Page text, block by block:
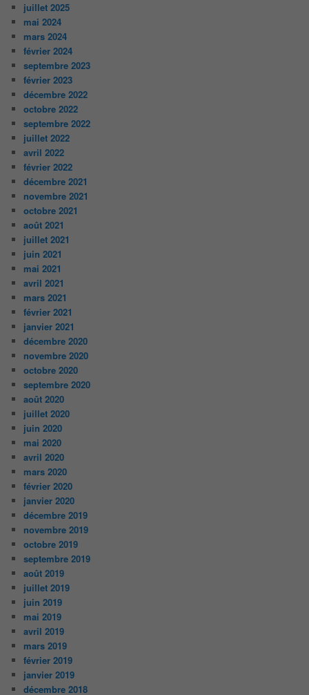
juillet 2025
mai 2024
mars 2024
février 2024
septembre 2023
février 2023
décembre 2022
octobre 2022
septembre 2022
juillet 2022
avril 2022
février 2022
décembre 2021
novembre 2021
octobre 2021
août 2021
juillet 2021
juin 2021
mai 2021
avril 2021
mars 2021
février 2021
janvier 2021
décembre 2020
novembre 2020
octobre 2020
septembre 2020
août 2020
juillet 2020
juin 2020
mai 2020
avril 2020
mars 2020
février 2020
janvier 2020
décembre 2019
novembre 2019
octobre 2019
septembre 2019
août 2019
juillet 2019
juin 2019
mai 2019
avril 2019
mars 2019
février 2019
janvier 2019
décembre 2018